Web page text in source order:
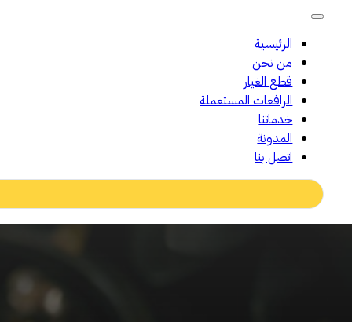
الرئيسية
من نحن
قطع الغيار
الرافعات المستعملة
خدماتنا
المدونة
اتصل بنا
Search
...